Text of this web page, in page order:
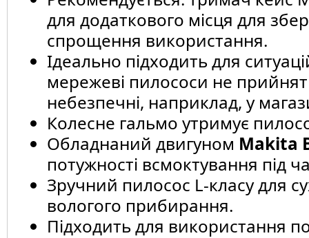
для додаткового місця для
спрощення використання.
Ідеально підходить для
мережеві пилососи не
небезпечні, наприклад, у
Колесне гальмо утримує
Обладнаний двигуном Makita
потужності всмоктування під
Зручний пилосос L-класу для
вологого прибирання.
Підходить для використання